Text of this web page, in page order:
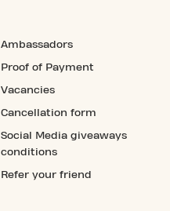
Ambassadors
Proof of Payment
Vacancies
Cancellation form
Social Media giveaways
conditions
Refer your friend